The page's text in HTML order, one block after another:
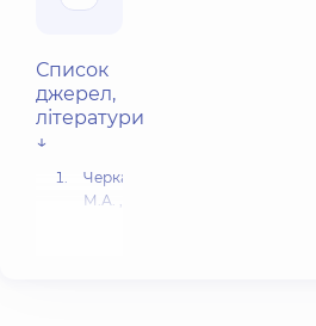
Список
джерел,
літератури
↓
Черкашин
М.А. ,